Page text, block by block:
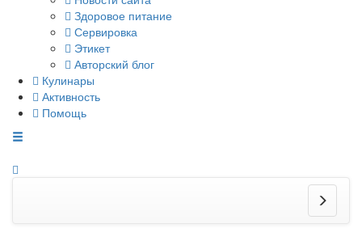
Здоровое питание
Сервировка
Этикет
Авторский блог
Кулинары
Активность
Помощь